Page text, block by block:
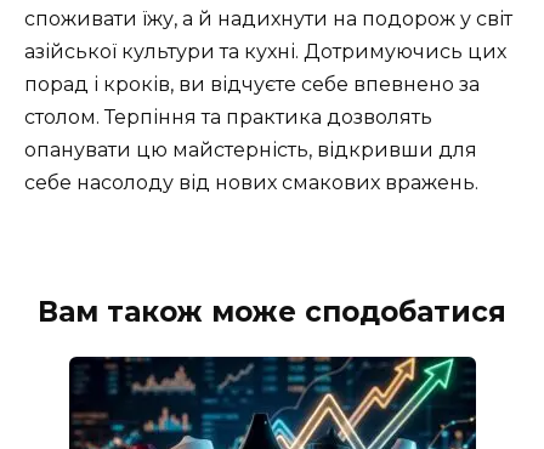
споживати їжу, а й надихнути на подорож у світ
азійської культури та кухні. Дотримуючись цих
порад і кроків, ви відчуєте себе впевнено за
столом. Терпіння та практика дозволять
опанувати цю майстерність, відкривши для
себе насолоду від нових смакових вражень.
Вам також може сподобатися